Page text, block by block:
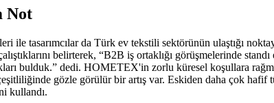
Not
ile tasarımcılar da Türk ev tekstili sektörünün ulaştığı
belirterek, “B2B iş ortaklığı görüşmelerinde
bulduk.” dedi. HOMETEX'in zorlu küresel koşullara
gözle görülür bir artış var. Eskiden daha çok
kullandı.